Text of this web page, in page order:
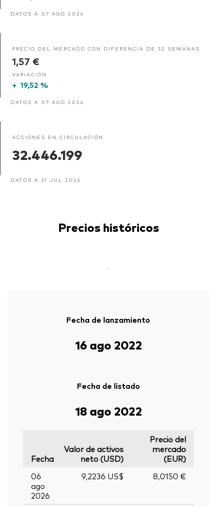
DATOS A 07 AGO 2026
PRECIO DEL MERCADO CON DIFERENCIA DE 52 SEMANAS
1,57 €
VARIACIÓN
+ 19,52 %
DATOS A 07 AGO 2026
ACCIONES EN CIRCULACIÓN
32.446.199
DATOS A 31 JUL 2026
Precios históricos
-
Fecha de lanzamiento
16 ago 2022
Fecha de listado
18 ago 2022
Fecha
Valor de activos
neto (USD)
Precio del
mercado
(EUR)
06
ago
2026
9,2236 US$ 8,0150 €